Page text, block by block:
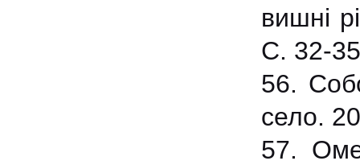
вишні
С. 32-
56.
село.
57.